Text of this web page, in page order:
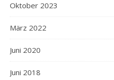
Oktober 2023
März 2022
Juni 2020
Juni 2018